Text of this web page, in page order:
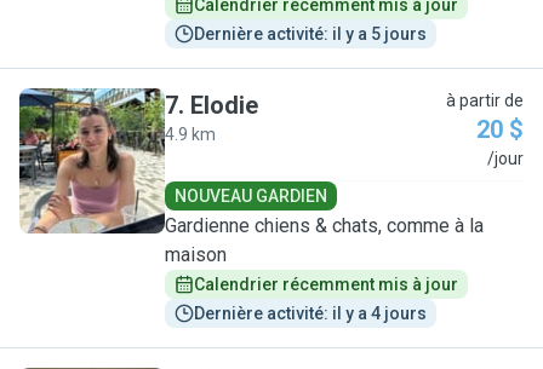
Calendrier récemment mis à jour
Dernière activité: il y a 5 jours
E
7. Elodie
4.9 km
à partir de
20 $
/jour
NOUVEAU GARDIEN
Gardienne chiens & chats, comme à la
maison
Calendrier récemment mis à jour
Dernière activité: il y a 4 jours